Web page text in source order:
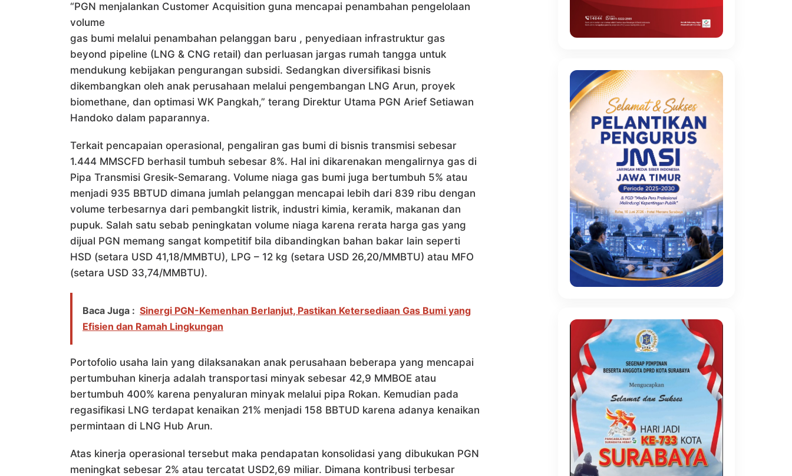
“PGN menjalankan Customer Acquisition guna mencapai penambahan pengelolaan
volume
gas bumi melalui penambahan pelanggan baru , penyediaan infrastruktur gas
beyond pipeline (LNG & CNG retail) dan perluasan jargas rumah tangga untuk
mendukung kebijakan pengurangan subsidi. Sedangkan diversifikasi bisnis
dikembangkan oleh anak perusahaan melalui pengembangan LNG Arun, proyek
biomethane, dan optimasi WK Pangkah,” terang Direktur Utama PGN Arief Setiawan
Handoko dalam paparannya.
Terkait pencapaian operasional, pengaliran gas bumi di bisnis transmisi sebesar
1.444 MMSCFD berhasil tumbuh sebesar 8%. Hal ini dikarenakan mengalirnya gas di
Pipa Transmisi Gresik-Semarang. Volume niaga gas bumi juga bertumbuh 5% atau
menjadi 935 BBTUD dimana jumlah pelanggan mencapai lebih dari 839 ribu dengan
volume terbesarnya dari pembangkit listrik, industri kimia, keramik, makanan dan
pupuk. Salah satu sebab peningkatan volume niaga karena rerata harga gas yang
dijual PGN memang sangat kompetitif bila dibandingkan bahan bakar lain seperti
HSD (setara USD 41,18/MMBTU), LPG – 12 kg (setara USD 26,20/MMBTU) atau MFO
(setara USD 33,74/MMBTU).
Baca Juga : Sinergi PGN-Kemenhan Berlanjut, Pastikan Ketersediaan Gas Bumi yang
Efisien dan Ramah Lingkungan
Portofolio usaha lain yang dilaksanakan anak perusahaan beberapa yang mencapai
pertumbuhan kinerja adalah transportasi minyak sebesar 42,9 MMBOE atau
bertumbuh 400% karena penyaluran minyak melalui pipa Rokan. Kemudian pada
regasifikasi LNG terdapat kenaikan 21% menjadi 158 BBTUD karena adanya kenaikan
permintaan di LNG Hub Arun.
Atas kinerja operasional tersebut maka pendapatan konsolidasi yang dibukukan PGN
meningkat sebesar 2% atau tercatat USD2,69 miliar. Dimana kontribusi terbesar